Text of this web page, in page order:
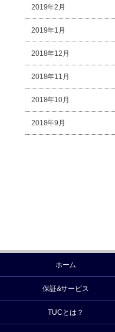
2019年2月
2019年1月
2018年12月
2018年11月
2018年10月
2018年9月
ホーム
保証&サービス
TUCとは？